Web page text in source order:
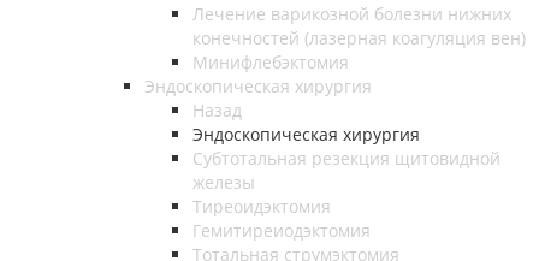
Лечение варикозной болезни нижних
конечностей (лазерная коагуляция вен)
Минифлебэктомия
Эндоскопическая хирургия
Назад
Эндоскопическая хирургия
Субтотальная резекция щитовидной
железы
Тиреоидэктомия
Гемитиреиодэктомия
Тотальная струмэктомия